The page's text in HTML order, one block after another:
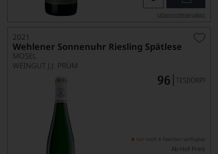
Lebensmittel­angaben
2021
Wehlener Sonnenuhr Riesling Spätlese
MOSEL
WEINGUT J.J. PRÜM
nur noch 4 Flaschen verfügbar
Ab-Hof-Preis